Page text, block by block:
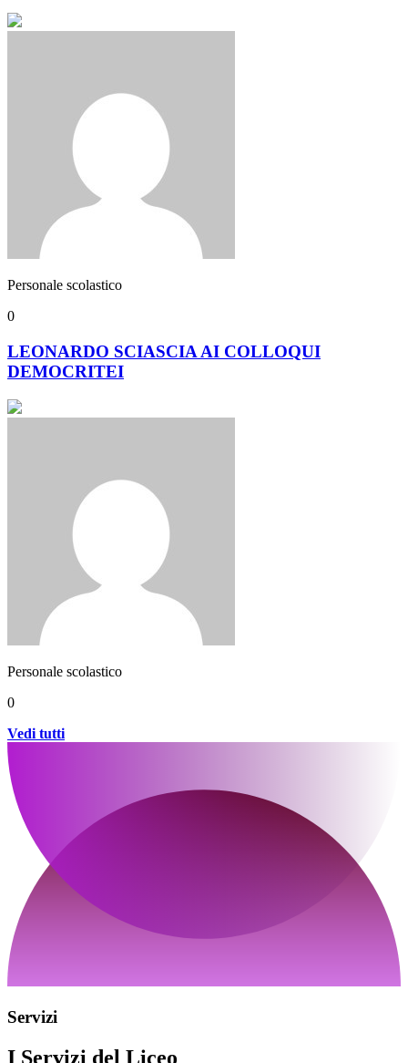
Personale scolastico
0
LEONARDO SCIASCIA AI COLLOQUI
DEMOCRITEI
Personale scolastico
0
Vedi tutti
Servizi
I Servizi del Liceo